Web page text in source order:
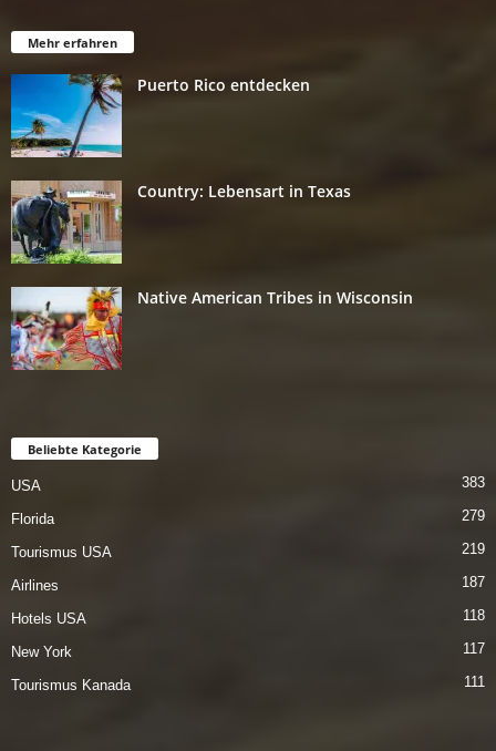
Mehr erfahren
Puerto Rico entdecken
Country: Lebensart in Texas
Native American Tribes in Wisconsin
Beliebte Kategorie
USA 383
Florida 279
Tourismus USA 219
Airlines 187
Hotels USA 118
New York 117
Tourismus Kanada 111